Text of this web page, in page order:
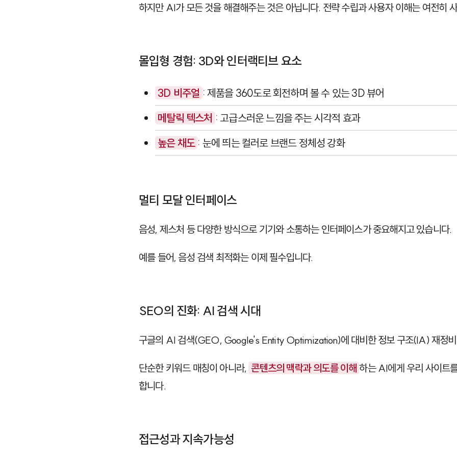
하지만 AI가 모든 것을 해결해주는 것은 아닙니다. 전략 수립과 사용자 이해는 여전히
몰입형 경험: 3D와 인터랙티브 요소
3D 비주얼 : 제품을 360도로 회전하며 볼 수 있는 3D 뷰어
메탈릭 텍스처 : 고급스러운 느낌을 주는 시각적 효과
높은 채도 : 눈에 띄는 컬러로 브랜드 정체성 강화
멀티 모달 인터페이스
음성, 제스처 등 다양한 방식으로 기기와 소통하는 인터페이스가 중요해지고 있습니다.
예를 들어, 음성 검색 최적화는 이제 필수입니다.
SEO의 진화: AI 검색 시대
구글의 AI 검색(GEO, Google's Entity Optimization)에 대비한 정보 구조(IA) 재정비
단순한 키워드 매칭이 아니라, 콘텐츠의 맥락과 의도를 이해 하는 AI에게 우리 사이트
합니다.
접근성과 지속가능성